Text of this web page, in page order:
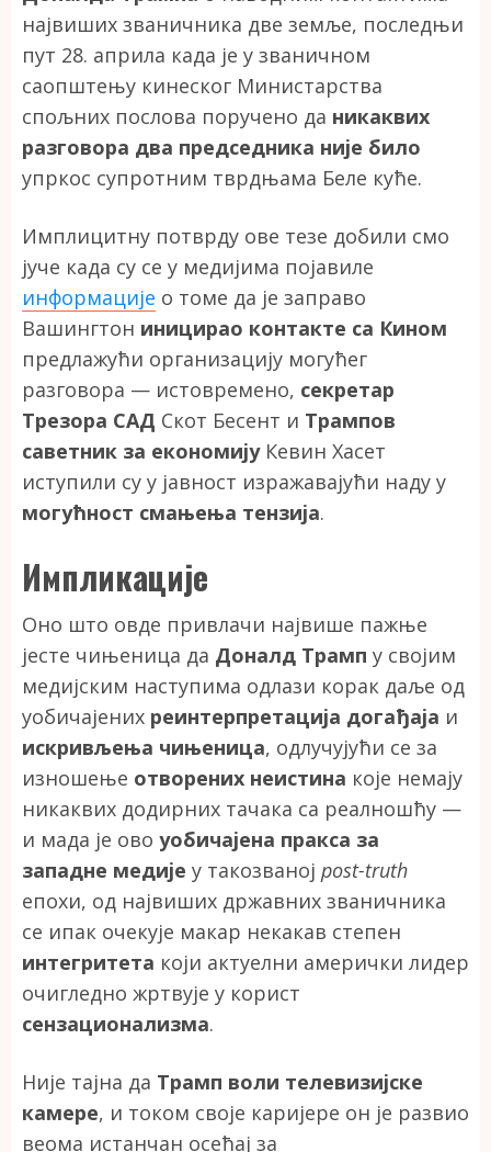
највиших званичника две земље, последњи
пут 28. априла када је у званичном
саопштењу кинеског Министарства
спољних послова поручено да никаквих
разговора два председника није било
упркос супротним тврдњама Беле куће.
Имплицитну потврду ове тезе добили смо
јуче када су се у медијима појавиле
информације о томе да је заправо
Вашингтон иницирао контакте са Кином
предлажући организацију могућег
разговора — истовремено, секретар
Трезора САД Скот Бесент и Трампов
саветник за економијуКевин Хасет
иступили су у јавност изражавајући наду у
могућност смањења тензија.
Импликације
Оно што овде привлачи највише пажње
јесте чињеница да Доналд Трамп у својим
медијским наступима одлази корак даље од
уобичајених реинтерпретација догађаја и
искривљења чињеница, одлучујући се за
изношење отворених неистина које немају
никаквих додирних тачака са реалношћу —
и мада је ово уобичајена пракса за
западне медије у такозваној post-truth
епохи, од највиших државних званичника
се ипак очекује макар некакав степен
интегритета који актуелни амерички лидер
очигледно жртвује у корист
сензационализма.
Није тајна да Трамп воли телевизијске
камере, и током своје каријере он је развио
веома истанчан осећај за